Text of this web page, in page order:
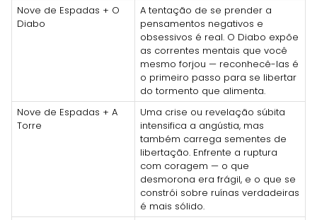
Nove de Espadas + O
Diabo
A tentação de se prender a
pensamentos negativos e
obsessivos é real. O Diabo expõe
as correntes mentais que você
mesmo forjou — reconhecê-las é
o primeiro passo para se libertar
do tormento que alimenta.
Nove de Espadas + A
Torre
Uma crise ou revelação súbita
intensifica a angústia, mas
também carrega sementes de
libertação. Enfrente a ruptura
com coragem — o que
desmorona era frágil, e o que se
constrói sobre ruínas verdadeiras
é mais sólido.